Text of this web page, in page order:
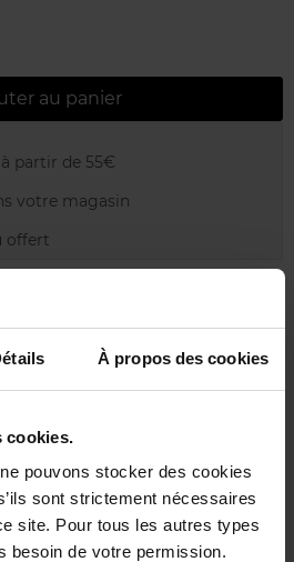
À propos des cookies
cookies.
pouvons stocker des cookies
sont strictement nécessaires
site. Pour tous les autres types
besoin de votre permission.
au panier
partir de 55€
votre magasin
offert